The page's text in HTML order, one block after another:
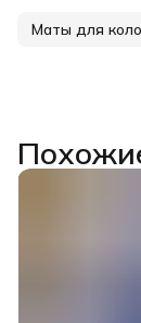
Маты для